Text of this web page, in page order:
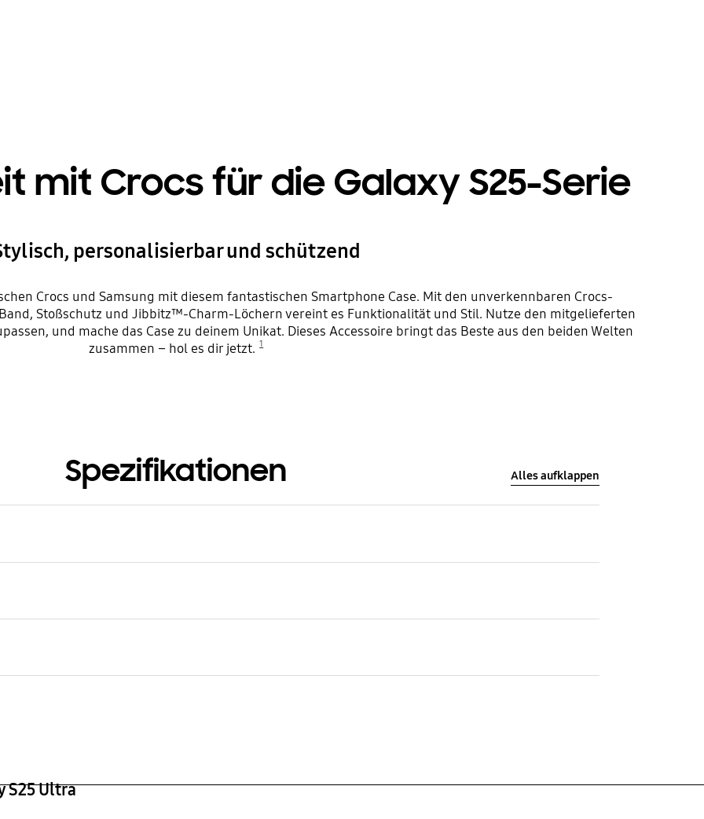
mit Crocs für die Galaxy S25-Serie
personalisierbar und schützend
Crocs und Samsung mit diesem fantastischen Smartphone Case. Mit den unverkennbaren Crocs-
Stoßschutz und Jibbitz™-Charm-Löchern vereint es Funktionalität und Stil. Nutze den mitgelieferten
und mache das Case zu deinem Unikat. Dieses Accessoire bringt das Beste aus den beiden Welten
zusammen – hol es dir jetzt. 1
Spezifikationen Alles aufklappen
S25 Ultra